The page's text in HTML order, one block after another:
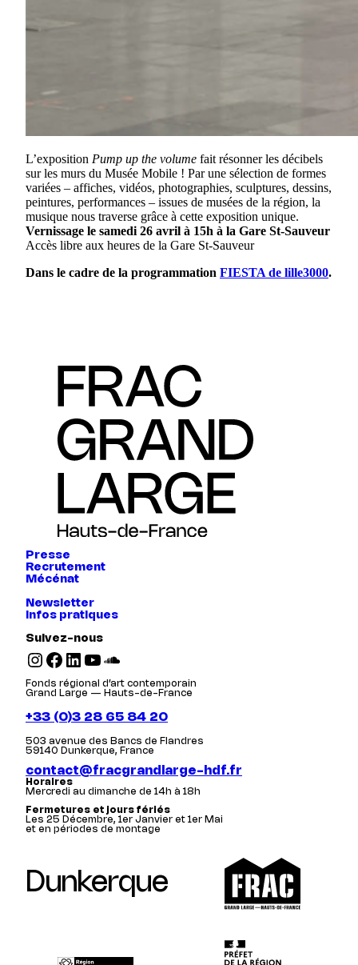
L’exposition Pump up the volume fait résonner les décibels
sur les murs du Musée Mobile ! Par une sélection de formes
variées – affiches, vidéos, photographies, sculptures, dessins,
peintures, performances – issues de musées de la région, la
musique nous traverse grâce à cette exposition unique.
Vernissage le samedi 26 avril à 15h à la Gare St-Sauveur
Accès libre aux heures de la Gare St-Sauveur
Dans le cadre de la programmation FIESTA de lille3000.
Presse
Recrutement
Mécénat
Newsletter
Infos pratiques
Suivez-nous
Instagram Facebook LinkedIn YouTube SoundCloud
Fonds régional d’art contemporain
Grand Large — Hauts-de-France
+33 (0)3 28 65 84 20
503 avenue des Bancs de Flandres
59140 Dunkerque, France
contact@fracgrandlarge-hdf.fr
Horaires
Mercredi au dimanche de 14h à 18h
Fermetures et jours fériés
Les 25 Décembre, 1er Janvier et 1er Mai
et en périodes de montage
Dunkerque